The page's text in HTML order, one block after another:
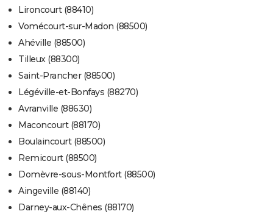
Lironcourt (88410)
Vomécourt-sur-Madon (88500)
Ahéville (88500)
Tilleux (88300)
Saint-Prancher (88500)
Légéville-et-Bonfays (88270)
Avranville (88630)
Maconcourt (88170)
Boulaincourt (88500)
Remicourt (88500)
Domèvre-sous-Montfort (88500)
Aingeville (88140)
Darney-aux-Chênes (88170)